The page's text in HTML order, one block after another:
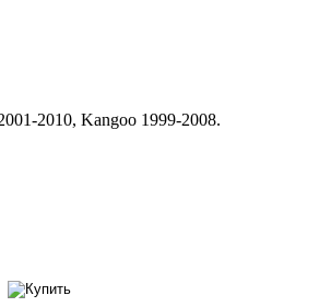
2010, Kangoo 1999-2008.